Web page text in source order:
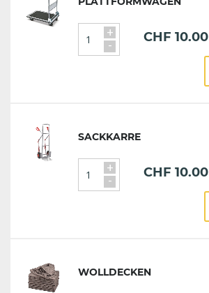
+
- CHF 10.00
SACKKARRE
+
- CHF 10.00
WOLLDECKEN